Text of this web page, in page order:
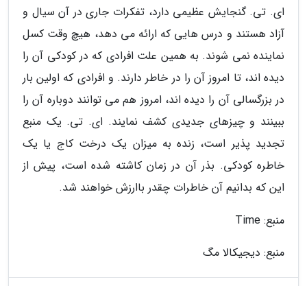
ای. تی. گنجایش عظیمی دارد، تفکرات جاری در آن سیال و
آزاد هستند و درس هایی که ارائه می دهد، هیچ وقت کسل
نماینده نمی شوند. به همین علت افرادی که در کودکی آن را
دیده اند، تا امروز آن را در خاطر دارند. و افرادی که اولین بار
در بزرگسالی آن را دیده اند، امروز هم می توانند دوباره آن را
ببینند و چیزهای جدیدی کشف نمایند. ای. تی. یک منبع
تجدید پذیر است، زنده به میزان یک درخت کاج یا یک
خاطره کودکی. بذر آن در زمان کاشته شده است، پیش از
این که بدانیم آن خاطرات چقدر باارزش خواهند شد.
منبع: Time
منبع: دیجیکالا مگ